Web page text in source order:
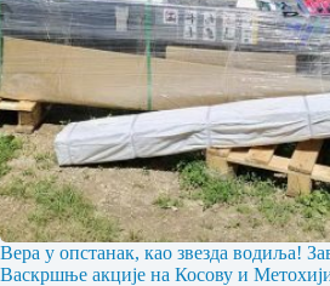
Вера у опстанак, као звезда водиља!
Васкршње акције на Косову и